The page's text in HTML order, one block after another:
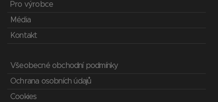
Pro výrobce
Média
Kontakt
Všeobecné obchodní podmínky
Ochrana osobních údajů
Cookies